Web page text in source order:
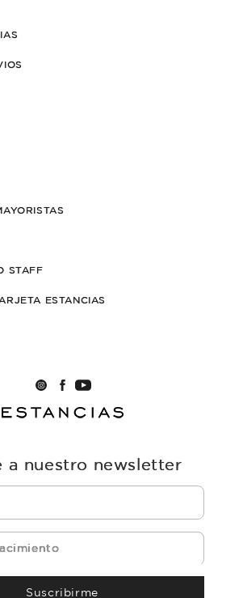
STAFF
ESTANCIAS
a nuestro newsletter
Suscribirme